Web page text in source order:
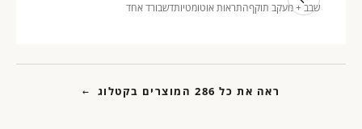
שבב + מעקב תוקףהתראות אוטומטיותדשבורד אחד
ראה את כל 286 המוצרים בקטלוג